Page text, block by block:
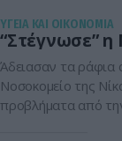
ΥΓΕΙΑ ΚΑΙ ΟΙΚΟΝΟΜΙΑ
“Στέγνωσε” η
Άδειασαν τα ράφια
Νοσοκομείο της
προβλήματα από